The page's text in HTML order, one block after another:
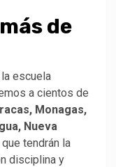
de
escuela
a cientos de
Monagas,
Nueva
que tendrán la
disciplina y